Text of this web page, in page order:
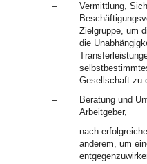
–
Vermittlung,
Zielgruppe, um
die
Gesellschaft zu
–
Beratung und
Arbeitgeber,
–
nach
anderem, um